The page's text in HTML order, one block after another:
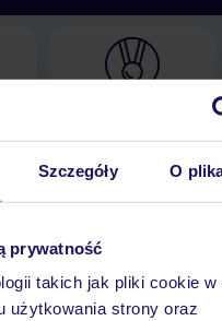
Szczegóły O
prywatność
takich jak pliki cookie w
użytkowania strony oraz